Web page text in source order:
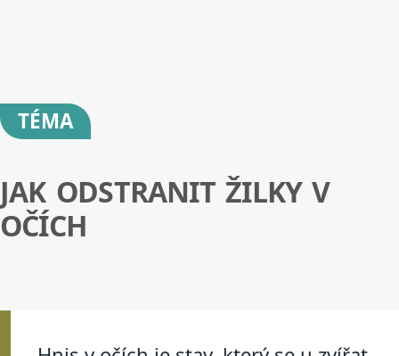
TÉMA
JAK ODSTRANIT ŽILKY V
OČÍCH